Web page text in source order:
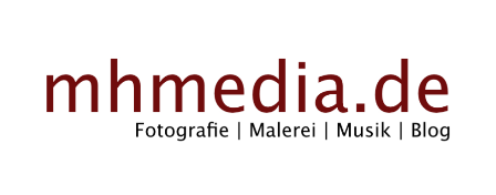
springen